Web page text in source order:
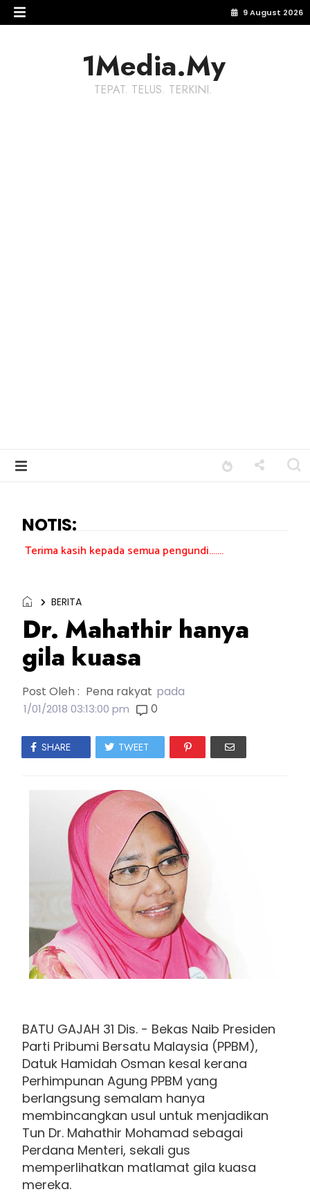
9 August 2026
1Media.My
TEPAT. TELUS. TERKINI.
NOTIS:
kepada semua pengundi.......
BERITA
Dr. Mahathir hanya
gila kuasa
Post Oleh : Pena rakyat pada
1/01/2018 03:13:00 pm 0
SHARE TWEET
BATU GAJAH 31 Dis. - Bekas Naib Presiden
Parti Pribumi Bersatu Malaysia (PPBM),
Datuk Hamidah Osman kesal kerana
Perhimpunan Agung PPBM yang
berlangsung semalam hanya
membincangkan usul untuk menjadikan
Tun Dr. Mahathir Mohamad sebagai
Perdana Menteri, sekali gus
memperlihatkan matlamat gila kuasa
mereka.